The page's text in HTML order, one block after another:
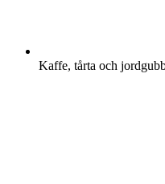
Kaffe, tårta och